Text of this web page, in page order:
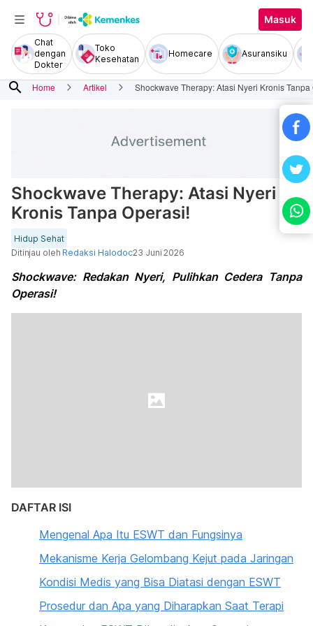
Masuk
Chat
dengan
Dokter
Toko
Kesehatan
Homecare Asuransiku
search Home Artikel Shockwave Therapy: Atasi Nyeri Kronis Tanpa
Shockwave Therapy: Atasi Nyeri
Kronis Tanpa Operasi!
Hidup Sehat
Ditinjau oleh Redaksi Halodoc23 Juni 2026
Shockwave: Redakan Nyeri, Pulihkan Cedera Tanpa
Operasi!
DAFTAR ISI
Mengenal Apa Itu ESWT dan Fungsinya
Mekanisme Kerja Gelombang Kejut pada Jaringan
Kondisi Medis yang Bisa Diatasi dengan ESWT
Prosedur dan Apa yang Diharapkan Saat Terapi